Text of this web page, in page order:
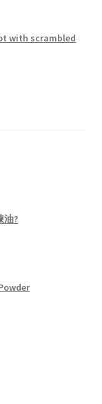
with scrambled
油?